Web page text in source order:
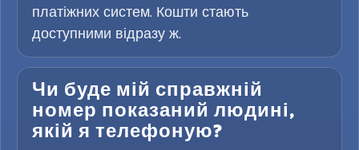
платіжних систем. Кошти стають
доступними відразу ж.
Чи буде мій справжній
номер показаний людині,
якій я телефоную?